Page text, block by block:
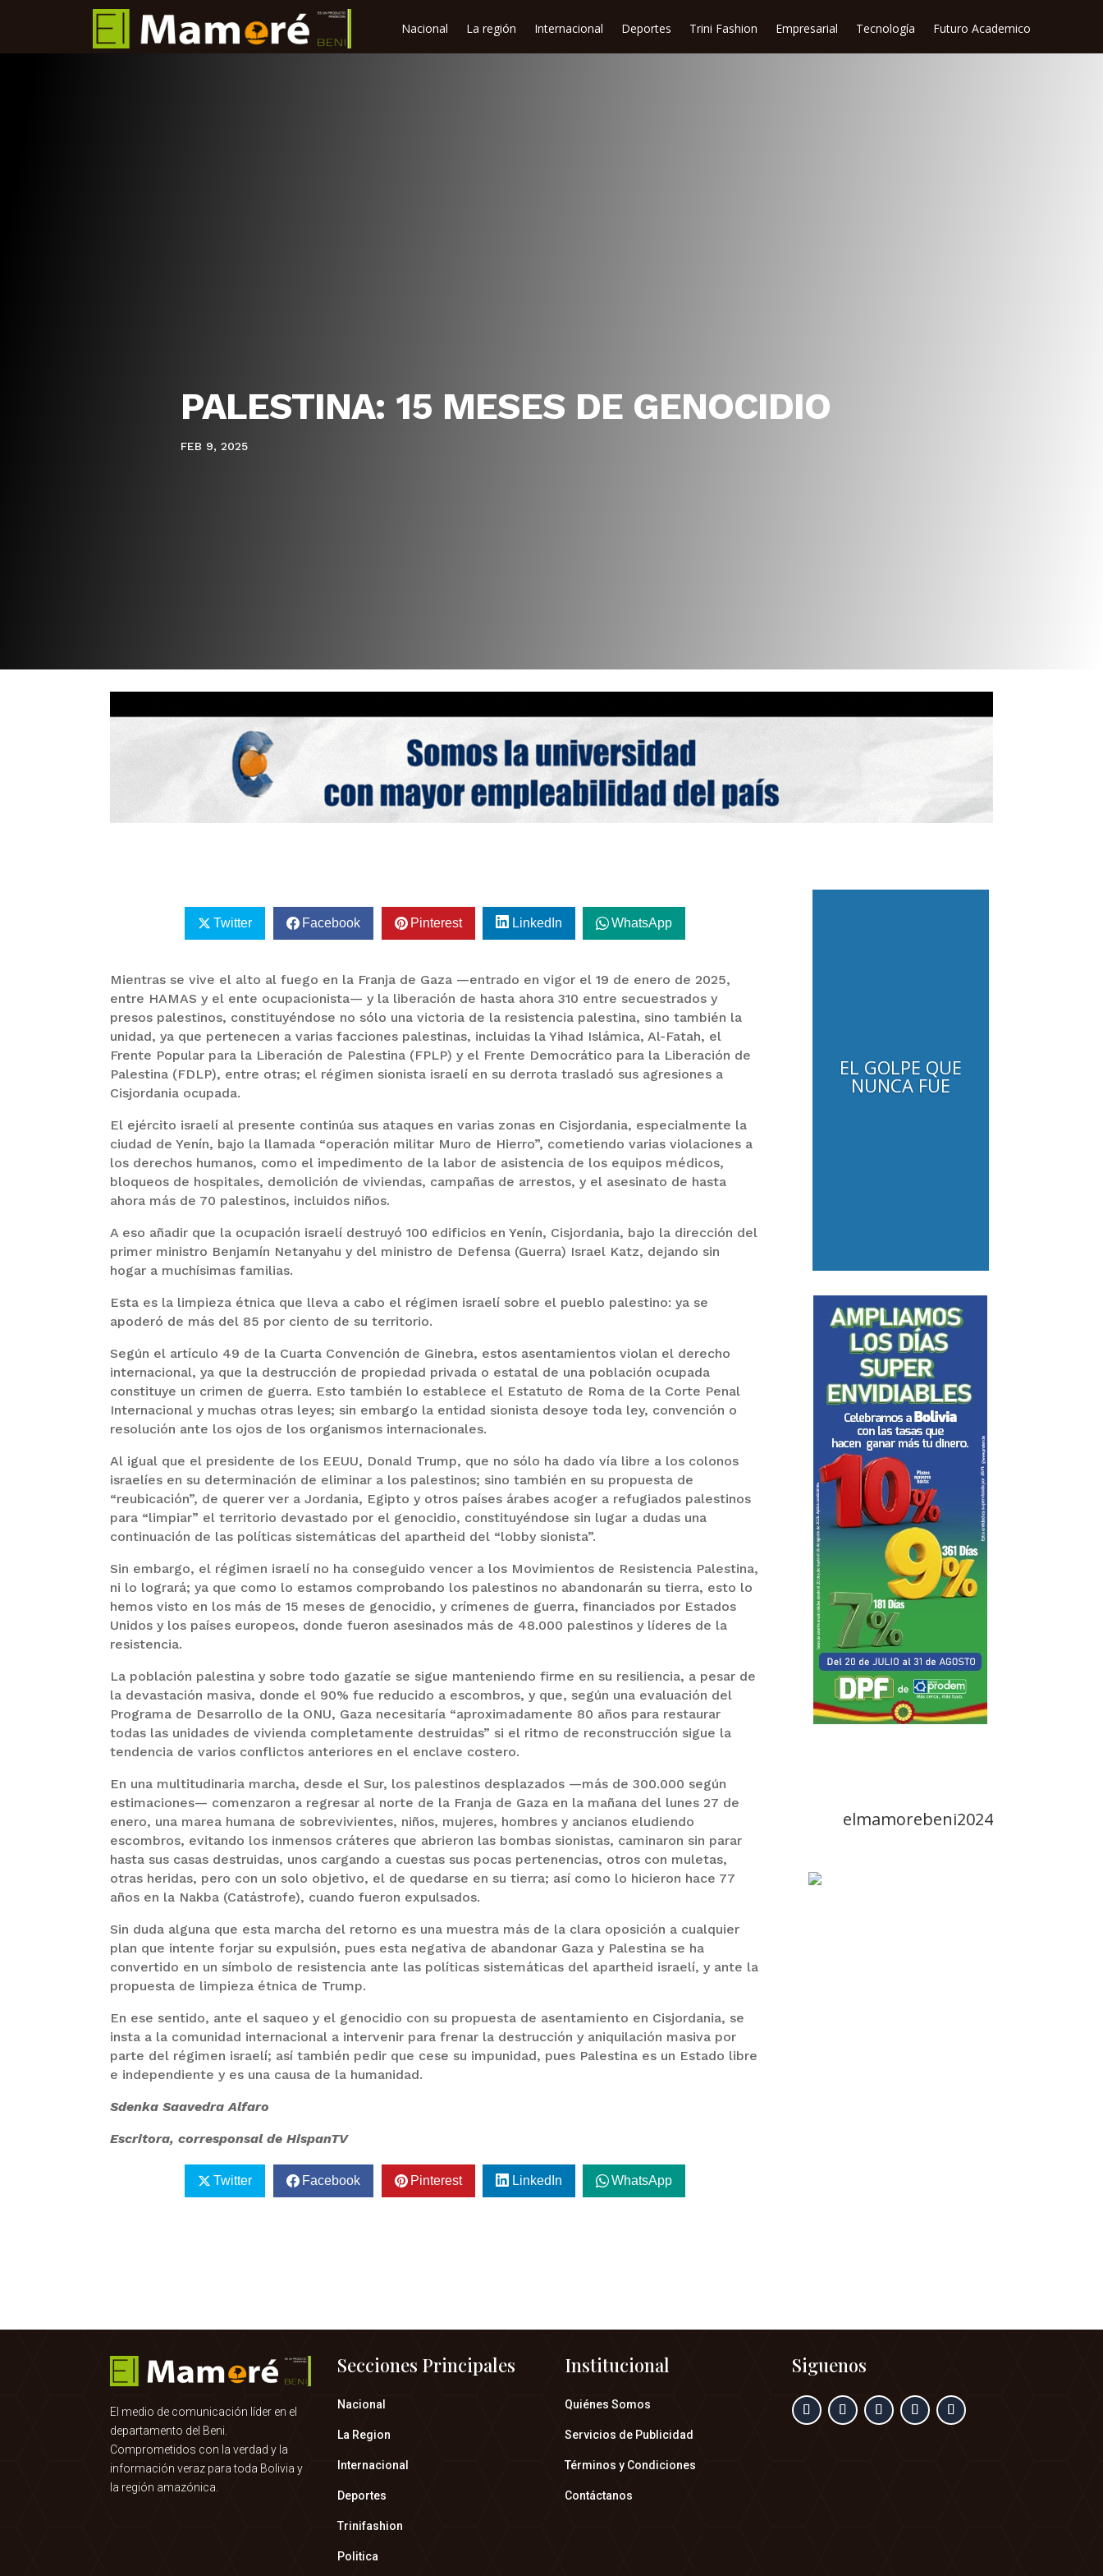
Nacional La región Internacional Deportes Trini Fashion Empresarial Tecnología Futuro Academico
PALESTINA: 15 MESES DE GENOCIDIO
FEB 9, 2025
Twitter Facebook Pinterest LinkedIn WhatsApp
Mientras se vive el alto al fuego en la Franja de Gaza —entrado en vigor el 19 de enero de 2025,
entre HAMAS y el ente ocupacionista— y la liberación de hasta ahora 310 entre secuestrados y
presos palestinos, constituyéndose no sólo una victoria de la resistencia palestina, sino también la
unidad, ya que pertenecen a varias facciones palestinas, incluidas la Yihad Islámica, Al-Fatah, el
Frente Popular para la Liberación de Palestina (FPLP) y el Frente Democrático para la Liberación de
Palestina (FDLP), entre otras; el régimen sionista israelí en su derrota trasladó sus agresiones a
Cisjordania ocupada.
El ejército israelí al presente continúa sus ataques en varias zonas en Cisjordania, especialmente la
ciudad de Yenín, bajo la llamada “operación militar Muro de Hierro”, cometiendo varias violaciones a
los derechos humanos, como el impedimento de la labor de asistencia de los equipos médicos,
bloqueos de hospitales, demolición de viviendas, campañas de arrestos, y el asesinato de hasta
ahora más de 70 palestinos, incluidos niños.
A eso añadir que la ocupación israelí destruyó 100 edificios en Yenín, Cisjordania, bajo la dirección del
primer ministro Benjamín Netanyahu y del ministro de Defensa (Guerra) Israel Katz, dejando sin
hogar a muchísimas familias.
Esta es la limpieza étnica que lleva a cabo el régimen israelí sobre el pueblo palestino: ya se
apoderó de más del 85 por ciento de su territorio.
Según el artículo 49 de la Cuarta Convención de Ginebra, estos asentamientos violan el derecho
internacional, ya que la destrucción de propiedad privada o estatal de una población ocupada
constituye un crimen de guerra. Esto también lo establece el Estatuto de Roma de la Corte Penal
Internacional y muchas otras leyes; sin embargo la entidad sionista desoye toda ley, convención o
resolución ante los ojos de los organismos internacionales.
Al igual que el presidente de los EEUU, Donald Trump, que no sólo ha dado vía libre a los colonos
israelíes en su determinación de eliminar a los palestinos; sino también en su propuesta de
“reubicación”, de querer ver a Jordania, Egipto y otros países árabes acoger a refugiados palestinos
para “limpiar” el territorio devastado por el genocidio, constituyéndose sin lugar a dudas una
continuación de las políticas sistemáticas del apartheid del “lobby sionista”.
Sin embargo, el régimen israelí no ha conseguido vencer a los Movimientos de Resistencia Palestina,
ni lo logrará; ya que como lo estamos comprobando los palestinos no abandonarán su tierra, esto lo
hemos visto en los más de 15 meses de genocidio, y crímenes de guerra, financiados por Estados
Unidos y los países europeos, donde fueron asesinados más de 48.000 palestinos y líderes de la
resistencia.
La población palestina y sobre todo gazatíe se sigue manteniendo firme en su resiliencia, a pesar de
la devastación masiva, donde el 90% fue reducido a escombros, y que, según una evaluación del
Programa de Desarrollo de la ONU, Gaza necesitaría “aproximadamente 80 años para restaurar
todas las unidades de vivienda completamente destruidas” si el ritmo de reconstrucción sigue la
tendencia de varios conflictos anteriores en el enclave costero.
En una multitudinaria marcha, desde el Sur, los palestinos desplazados —más de 300.000 según
estimaciones— comenzaron a regresar al norte de la Franja de Gaza en la mañana del lunes 27 de
enero, una marea humana de sobrevivientes, niños, mujeres, hombres y ancianos eludiendo
escombros, evitando los inmensos cráteres que abrieron las bombas sionistas, caminaron sin parar
hasta sus casas destruidas, unos cargando a cuestas sus pocas pertenencias, otros con muletas,
otras heridas, pero con un solo objetivo, el de quedarse en su tierra; así como lo hicieron hace 77
años en la Nakba (Catástrofe), cuando fueron expulsados.
Sin duda alguna que esta marcha del retorno es una muestra más de la clara oposición a cualquier
plan que intente forjar su expulsión, pues esta negativa de abandonar Gaza y Palestina se ha
convertido en un símbolo de resistencia ante las políticas sistemáticas del apartheid israelí, y ante la
propuesta de limpieza étnica de Trump.
En ese sentido, ante el saqueo y el genocidio con su propuesta de asentamiento en Cisjordania, se
insta a la comunidad internacional a intervenir para frenar la destrucción y aniquilación masiva por
parte del régimen israelí; así también pedir que cese su impunidad, pues Palestina es un Estado libre
e independiente y es una causa de la humanidad.
Sdenka Saavedra Alfaro
Escritora, corresponsal de HispanTV
Twitter Facebook Pinterest LinkedIn WhatsApp
EL GOLPE QUE
NUNCA FUE
elmamorebeni2024
El medio de comunicación líder en el
departamento del Beni.
Comprometidos con la verdad y la
información veraz para toda Bolivia y
la región amazónica.
Secciones Principales
Nacional
La Region
Internacional
Deportes
Trinifashion
Politica
Institucional
Quiénes Somos
Servicios de Publicidad
Términos y Condiciones
Contáctanos
Siguenos